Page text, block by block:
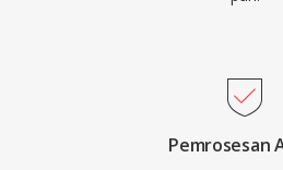
Pemrosesan